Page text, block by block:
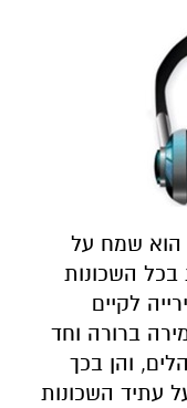
הוא שמח על
בכל השכונות
לקיים
ברורה וחד
והן בכך
עתיד השכונות